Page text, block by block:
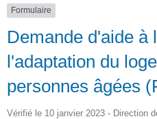
Formulaire
Demande d'aide à
l'adaptation du
personnes âgées
Vérifié le 10 janvier 2023 - Direction